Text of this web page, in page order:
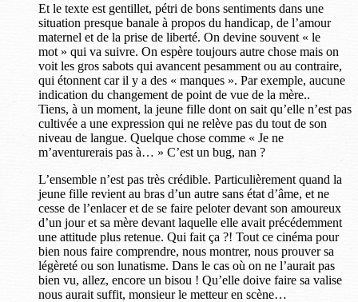
Et le texte est gentillet, pétri de bons sentiments dans une
situation presque banale à propos du handicap, de l’amour
maternel et de la prise de liberté. On devine souvent « le
mot » qui va suivre. On espère toujours autre chose mais on
voit les gros sabots qui avancent pesamment ou au contraire,
qui étonnent car il y a des « manques ». Par exemple, aucune
indication du changement de point de vue de la mère..
Tiens, à un moment, la jeune fille dont on sait qu’elle n’est pas
cultivée a une expression qui ne relève pas du tout de son
niveau de langue. Quelque chose comme « Je ne
m’aventurerais pas à… » C’est un bug, nan ?
L’ensemble n’est pas très crédible. Particulièrement quand la
jeune fille revient au bras d’un autre sans état d’âme, et ne
cesse de l’enlacer et de se faire peloter devant son amoureux
d’un jour et sa mère devant laquelle elle avait précédemment
une attitude plus retenue. Qui fait ça ?! Tout ce cinéma pour
bien nous faire comprendre, nous montrer, nous prouver sa
légèreté ou son lunatisme. Dans le cas où on ne l’aurait pas
bien vu, allez, encore un bisou ! Qu’elle doive faire sa valise
nous aurait suffit, monsieur le metteur en scène…